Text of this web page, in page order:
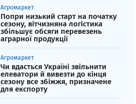
Агромаркет
Попри низький старт на початку
сезону, вітчизняна логістика
збільшує обсяги перевезень
аграрної продукції
Агромаркет
Чи вдасться Україні звільнити
елеватори й вивезти до кінця
сезону все збіжжя, призначене
для експорту